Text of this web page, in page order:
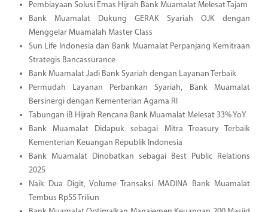
Pembiayaan Solusi Emas Hijrah Bank Muamalat Melesat Tajam
Bank Muamalat Dukung GERAK Syariah OJK dengan
Menggelar Muamalah Master Class
Sun Life Indonesia dan Bank Muamalat Perpanjang Kemitraan
Strategis Bancassurance
Bank Muamalat Jadi Bank Syariah dengan Layanan Terbaik
Permudah Layanan Perbankan Syariah, Bank Muamalat
Bersinergi dengan Kementerian Agama RI
Tabungan iB Hijrah Rencana Bank Muamalat Melesat 33% YoY
Bank Muamalat Didapuk sebagai Mitra Treasury Terbaik
Kementerian Keuangan Republik Indonesia
Bank Muamalat Dinobatkan sebagai Best Public Relations
2025
Naik Dua Digit, Volume Transaksi MADINA Bank Muamalat
Tembus Rp55 Triliun